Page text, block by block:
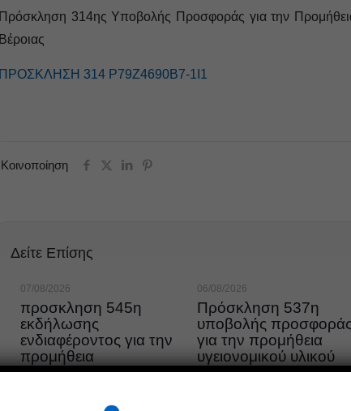
Πρόσκληση 314ης Υποβολής Προσφοράς για την Προμήθεια
Βέροιας
ΠΡΟΣΚΛΗΣΗ 314 Ρ79Ζ4690Β7-1Ι1
Κοινοποίηση
Δείτε Επίσης
07/08/2026
προσκληση 545η
εκδήλωσης
ενδιαφέροντος για την
προμήθεια
υγειονομικού υλικού
νοσοκομειου βεροιας
06/08/2026
Πρόσκληση 537η
υποβολής προσφοράς
για την προμήθεια
υγειονομικού υλικού
(ΓΑΖΑ ΑΠΛΗ ΑΚΟΠΗ)